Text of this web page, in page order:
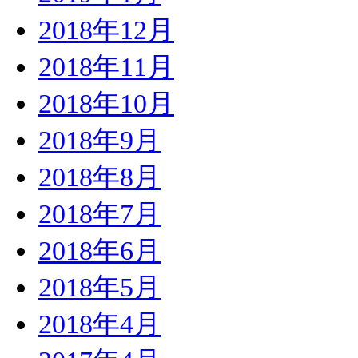
2018年12月
2018年11月
2018年10月
2018年9月
2018年8月
2018年7月
2018年6月
2018年5月
2018年4月